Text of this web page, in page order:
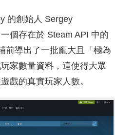
的創始人 Sergey
個存在於 Steam API 中的
前導出了一批龐大且「極為
家數量資料，這使得大眾
戲的真實玩家人數。